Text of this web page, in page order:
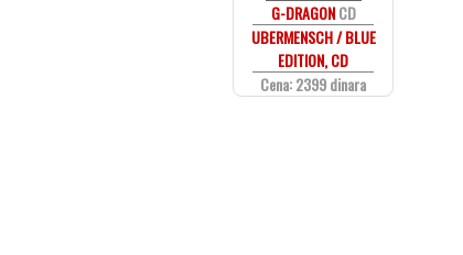
G-DRAGONCD
UBERMENSCH / BLUE
EDITION, CD
Cena: 2399 dinara